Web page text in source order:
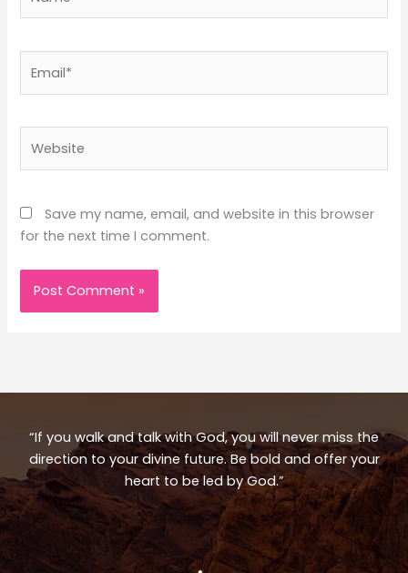
Save my name, email, and website in this browser
for the next time I comment.
“If you walk and talk with God, you will never miss the
direction to your divine future. Be bold and offer your
heart to be led by God.”